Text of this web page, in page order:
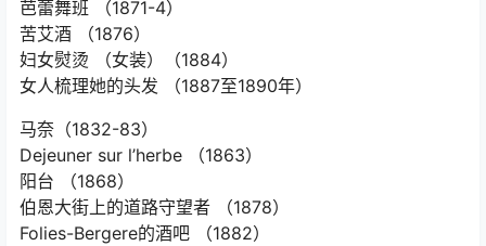
芭蕾舞班
（1871-4）
苦艾酒
（1876）
妇女熨烫
（女装）（1884）
女人梳理她的头发
（1887至1890年）
马奈（1832-83）
Dejeuner sur l’herbe
（1863）
阳台
（1868）
伯恩大街上的道路守望者
（1878）
Folies-Bergere的酒吧
（1882）